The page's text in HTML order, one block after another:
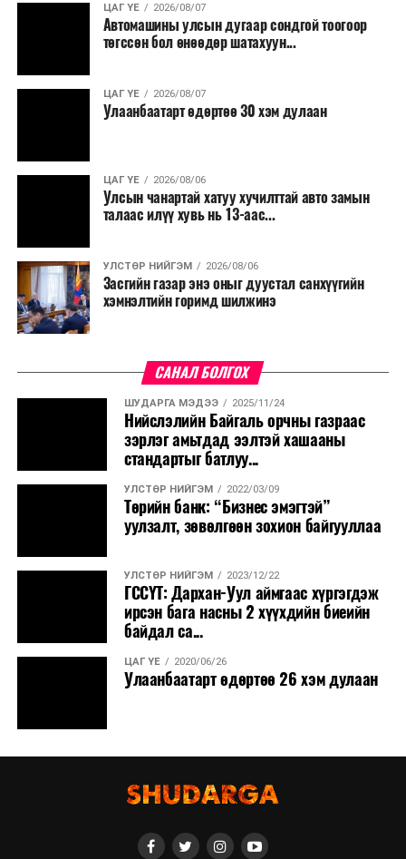
ЦАГ ҮЕ 2026/08/07
Автомашины улсын дугаар сондгой тоогоор
төгссөн бол өнөөдөр шатахуун...
ЦАГ ҮЕ 2026/08/07
Улаанбаатарт өдөртөө 30 хэм дулаан
ЦАГ ҮЕ 2026/08/06
Улсын чанартай хатуу хучилттай авто замын
талаас илүү хувь нь 13-аас...
УЛСТӨР НИЙГЭМ 2026/08/06
Засгийн газар энэ оныг дуустал санхүүгийн
хэмнэлтийн горимд шилжинэ
САНАЛ БОЛГОХ
ШУДАРГА МЭДЭЭ 2025/11/24
Нийслэлийн Байгаль орчны газраас
зэрлэг амьтдад ээлтэй хашааны
стандартыг батлуу...
УЛСТӨР НИЙГЭМ 2022/03/09
Төрийн банк: “Бизнес эмэгтэй”
уулзалт, зөвөлгөөн зохион байгууллаа
УЛСТӨР НИЙГЭМ 2023/12/22
ГССҮТ: Дархан-Уул аймгаас хүргэгдэж
ирсэн бага насны 2 хүүхдийн биеийн
байдал са...
ЦАГ ҮЕ 2020/06/26
Улаанбаатарт өдөртөө 26 хэм дулаан